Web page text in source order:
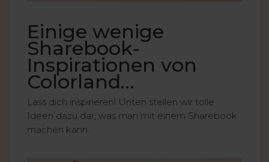
Einige wenige
Sharebook-
Inspirationen von
Colorland…
Lass dich inspirieren! Unten stellen wir tolle
Ideen dazu dar, was man mit einem Sharebook
machen kann.